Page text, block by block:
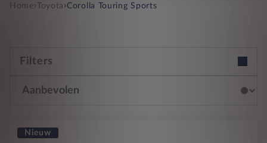
Home› Toyota ›Corolla Touring Sports
Filters
Nieuw